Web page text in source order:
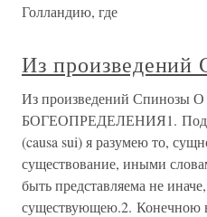
Голландию, где
Из произведений
Из произведений Спинозы О
БОГЕОПРЕДЕЛЕНИЯ1. Под
(causa sui) я разумею то,
существование, иными
быть представляема не
существующею.2. Конечною